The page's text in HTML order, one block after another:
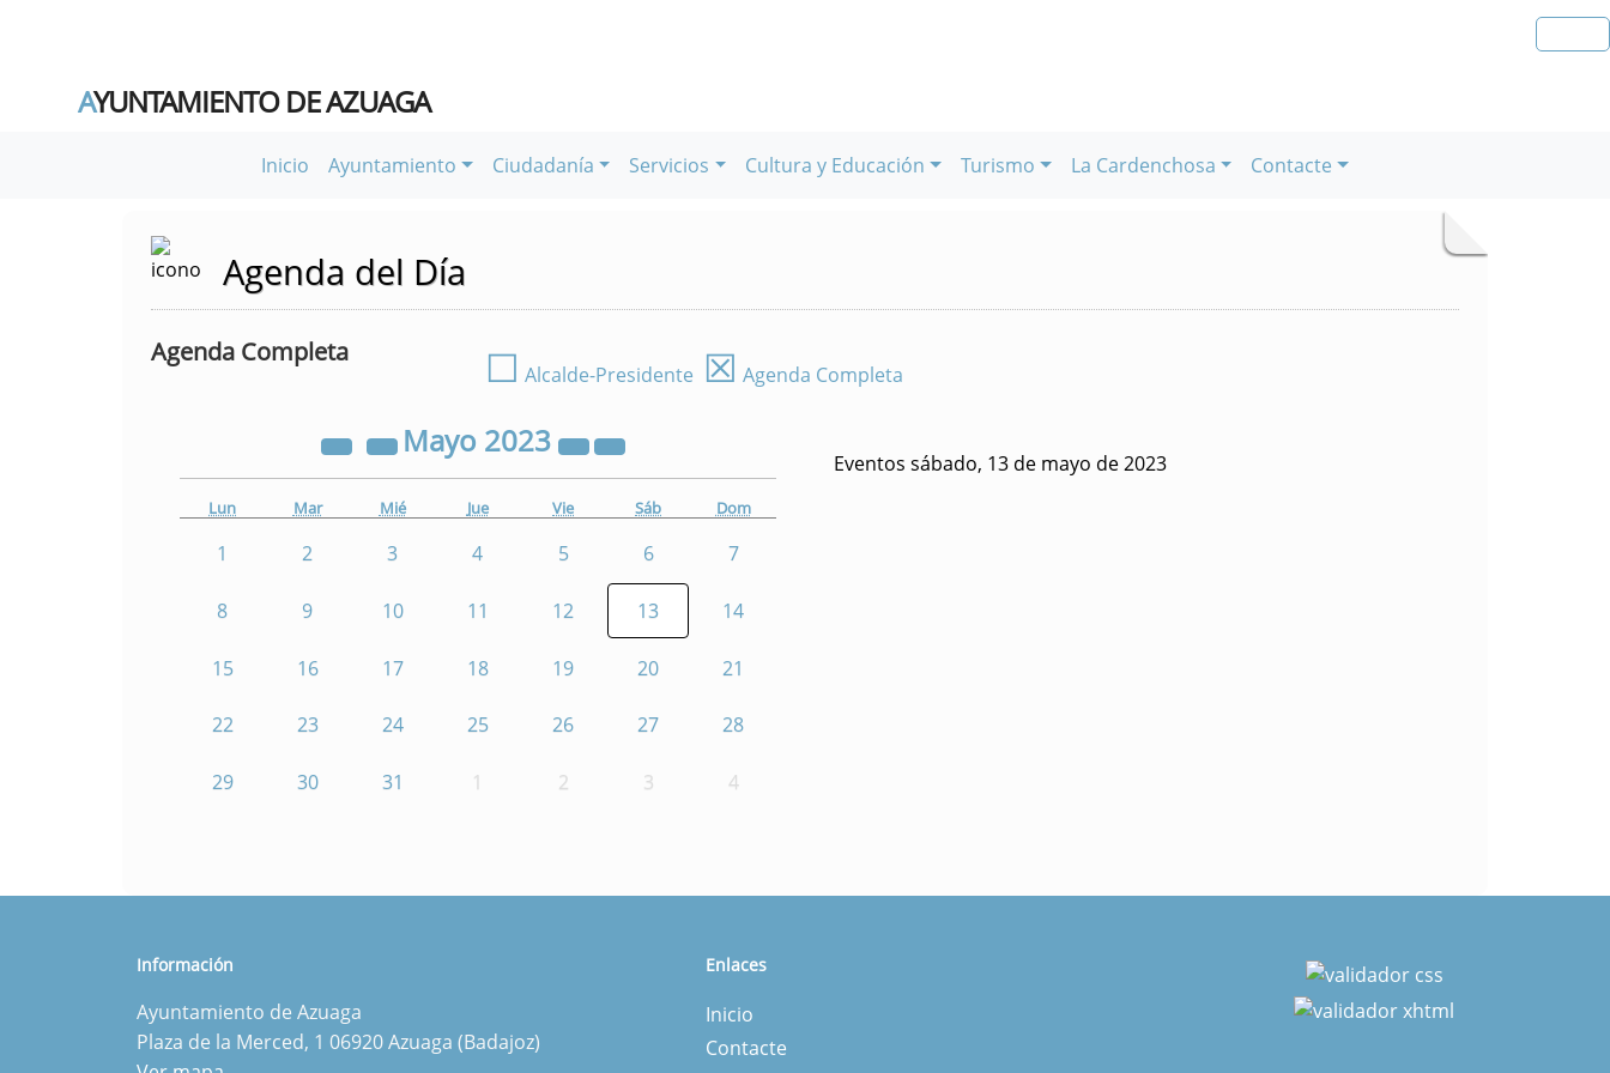
AYUNTAMIENTO DE AZUAGA
Inicio Ayuntamiento Ciudadanía Servicios Cultura y Educación Turismo La Cardenchosa Contacte
Agenda del Día
Agenda Completa ☐ Alcalde-Presidente ☒ Agenda Completa
Mayo 2023
Lun Mar Mié Jue Vie Sáb Dom
1 2 3 4 5 6 7
8 9 10 11 12 13 14
15 16 17 18 19 20 21
22 23 24 25 26 27 28
29 30 31 1 2 3 4
Eventos sábado, 13 de mayo de 2023
Información
Ayuntamiento de Azuaga
Plaza de la Merced, 1 06920 Azuaga (Badajoz)
Enlaces
Inicio
Contacte